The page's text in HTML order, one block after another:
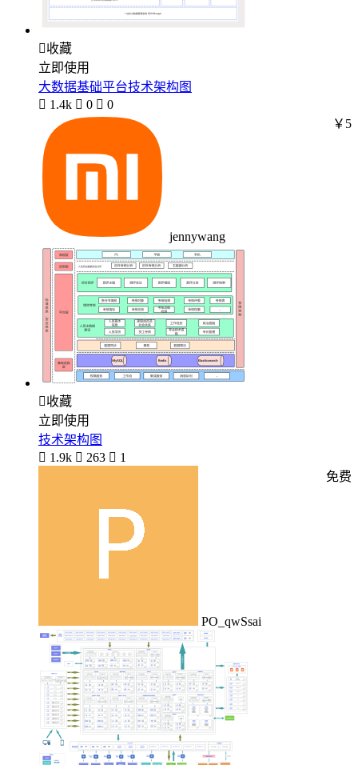
收藏
立即使用
大数据基础平台技术架构图
 1.4k  0  0
jennywang
￥5
收藏
立即使用
技术架构图
 1.9k  263  1
PO_qwSsai
免费